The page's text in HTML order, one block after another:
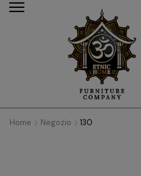
Home Negozio 130